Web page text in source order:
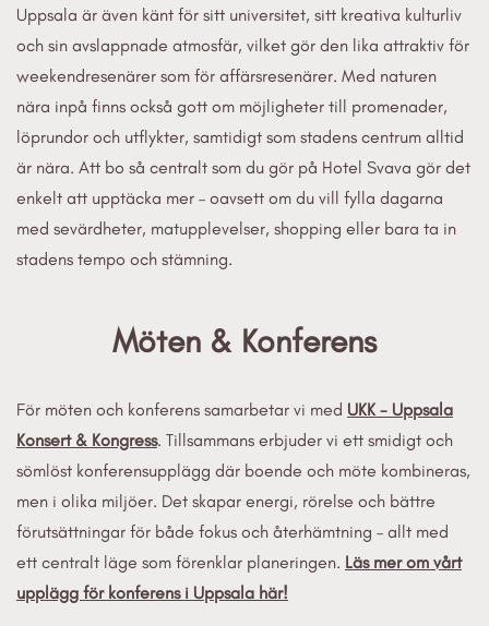
Uppsala är även känt för sitt universitet, sitt kreativa kulturliv
och sin avslappnade atmosfär, vilket gör den lika attraktiv för
weekendresenärer som för affärsresenärer. Med naturen
nära inpå finns också gott om möjligheter till promenader,
löprundor och utflykter, samtidigt som stadens centrum alltid
är nära. Att bo så centralt som du gör på Hotel Svava gör det
enkelt att upptäcka mer – oavsett om du vill fylla dagarna
med sevärdheter, matupplevelser, shopping eller bara ta in
stadens tempo och stämning.
Möten & Konferens
För möten och konferens samarbetar vi med UKK - Uppsala
Konsert & Kongress. Tillsammans erbjuder vi ett smidigt och
sömlöst konferensupplägg där boende och möte kombineras,
men i olika miljöer. Det skapar energi, rörelse och bättre
förutsättningar för både fokus och återhämtning – allt med
ett centralt läge som förenklar planeringen. Läs mer om vårt
upplägg för konferens i Uppsala här!